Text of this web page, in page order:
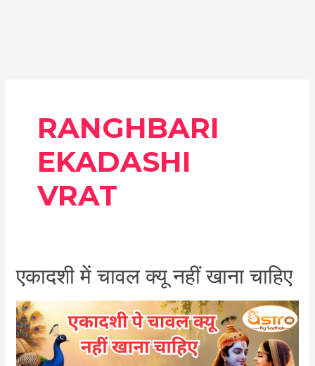
RANGHBARI
EKADASHI
VRAT
एकादशी में चावल क्यू नहीं खाना चाहिए
एकादशी
में
चावल
क्यू
नहीं
खाना